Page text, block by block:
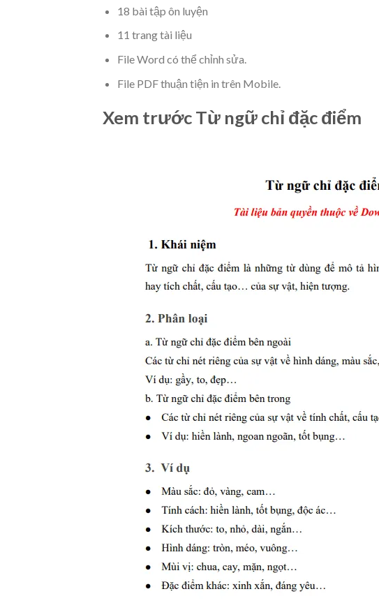
18 bài tập ôn luyện
11 trang tài liệu
File Word có thể chỉnh sửa.
File PDF thuận tiện in trên Mobile.
Xem trước Từ ngữ chỉ đặc điểm